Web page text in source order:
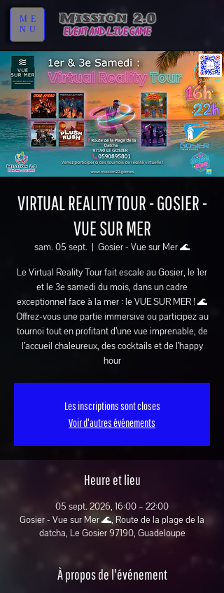
ME
NU
VIRTUAL REALITY TOUR - GOSIER -
VUE SUR MER
sam. 05 sept.
  |
Gosier - Vue sur Mer 🌊
Le Virtual Reality Tour fait escale au Gosier, le 1er
et le 3e samedi du mois, dans un cadre
exceptionnel face à la mer : le VUE SUR MER ! 🌊
Offrez-vous une partie immersive ou participez au
tournoi tout en profitant d’une vue imprenable, de
l’accueil chaleureux, des cocktails et de l’happy
hour
Les inscriptions sont closes
Voir d'autres événements
Heure et lieu
05 sept. 2026, 16:00 – 22:00
Gosier - Vue sur Mer 🌊, Route de la plage de la
datcha, Le Gosier 97190, Guadeloupe
À propos de l'événement